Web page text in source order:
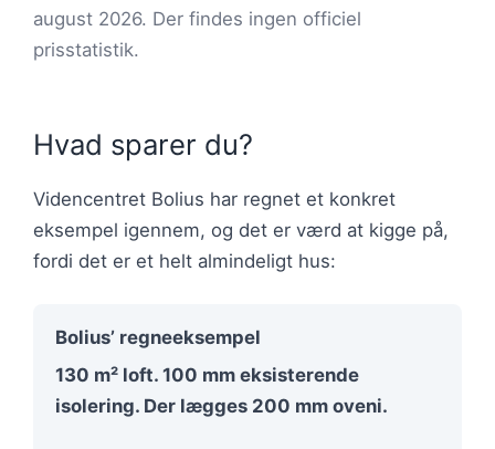
august 2026. Der findes ingen officiel
prisstatistik.
Hvad sparer du?
Videncentret Bolius har regnet et konkret
eksempel igennem, og det er værd at kigge på,
fordi det er et helt almindeligt hus:
Bolius’ regneeksempel
130 m² loft. 100 mm eksisterende
isolering. Der lægges 200 mm oveni.